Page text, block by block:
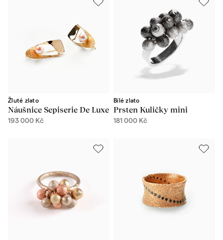
Žluté zlato
Náušnice Sepiserie De Luxe
193 000 Kč
Bílé zlato
Prsten Kuličky mini
181 000 Kč